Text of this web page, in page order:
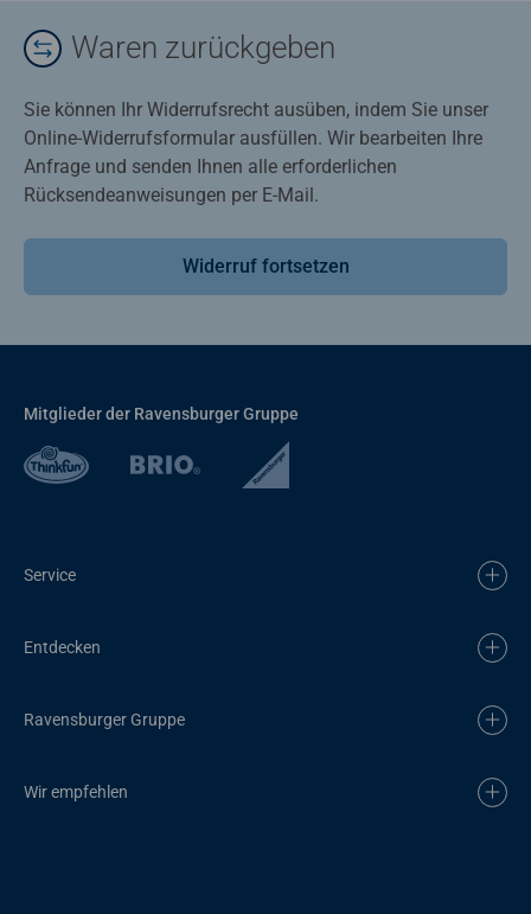
Waren zurückgeben
Sie können Ihr Widerrufsrecht ausüben, indem Sie unser
Online-Widerrufsformular ausfüllen. Wir bearbeiten Ihre
Anfrage und senden Ihnen alle erforderlichen
Rücksendeanweisungen per E-Mail.
Widerruf fortsetzen
Mitglieder der Ravensburger Gruppe
Service
Entdecken
Ravensburger Gruppe
Wir empfehlen